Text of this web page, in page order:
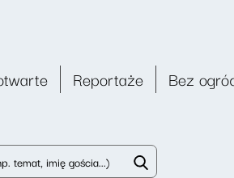
Reportaże Bez